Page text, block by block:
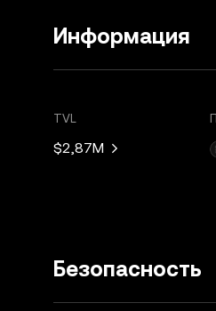
Информация
TVL
$2,87M
Безопасность